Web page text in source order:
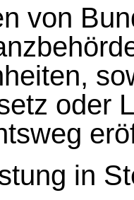
von
oder
in